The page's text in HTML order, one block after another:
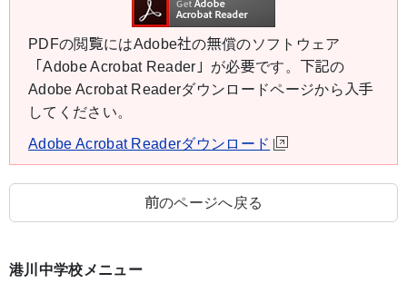
PDFの閲覧にはAdobe社の無償のソフトウェア
「Adobe Acrobat Reader」が必要です。下記の
Adobe Acrobat Readerダウンロードページから入手
してください。
Adobe Acrobat Readerダウンロード
前のページへ戻る
港川中学校メニュー